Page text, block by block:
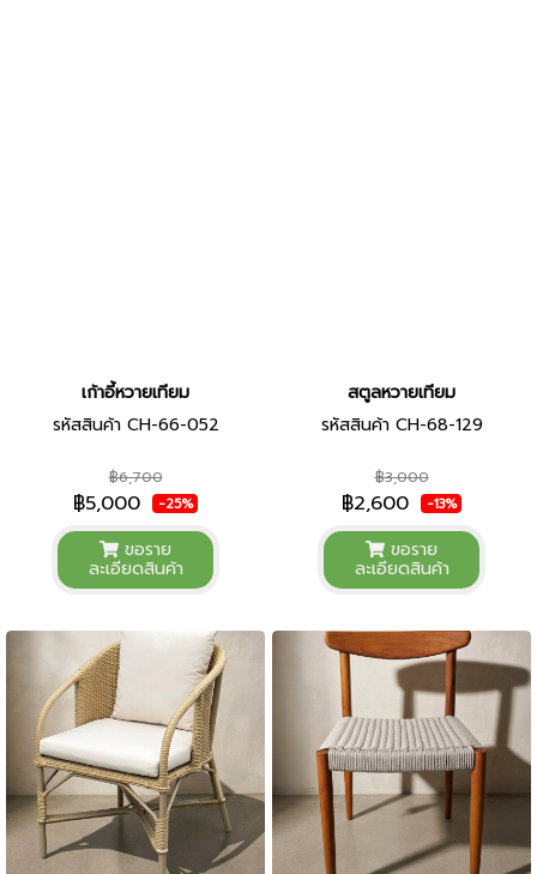
เก้าอี้หวายเทียม
รหัสสินค้า CH-66-052
฿6,700
฿5,000 -25%
ขอราย
ละเอียดสินค้า
สตูลหวายเทียม
รหัสสินค้า CH-68-129
฿3,000
฿2,600 -13%
ขอราย
ละเอียดสินค้า